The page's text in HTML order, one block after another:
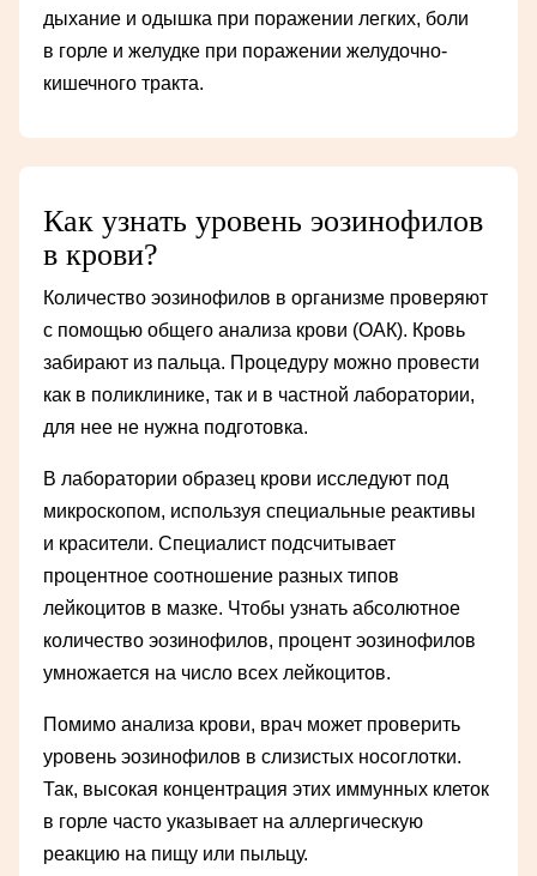
дыхание и одышка при поражении легких, боли
в горле и желудке при поражении желудочно-
кишечного тракта.
Как узнать уровень эозинофилов
в крови?
Количество эозинофилов в организме проверяют
с помощью общего анализа крови (ОАК). Кровь
забирают из пальца. Процедуру можно провести
как в поликлинике, так и в частной лаборатории,
для нее не нужна подготовка.
В лаборатории образец крови исследуют под
микроскопом, используя специальные реактивы
и красители. Специалист подсчитывает
процентное соотношение разных типов
лейкоцитов в мазке. Чтобы узнать абсолютное
количество эозинофилов, процент эозинофилов
умножается на число всех лейкоцитов.
Помимо анализа крови, врач может проверить
уровень эозинофилов в слизистых носоглотки.
Так, высокая концентрация этих иммунных клеток
в горле часто указывает на аллергическую
реакцию на пищу или пыльцу.